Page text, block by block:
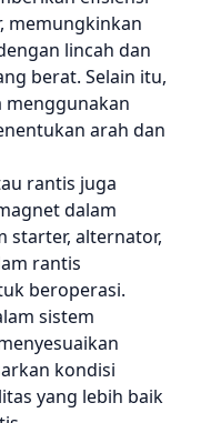
memungkinkan
lincah dan
berat. Selain itu,
menggunakan
arah dan
rantis juga
dalam
starter, alternator,
rantis
beroperasi.
sistem
kondisi
yang lebih baik